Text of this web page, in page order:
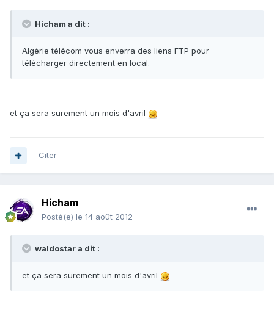
Hicham a dit :
Algérie télécom vous enverra des liens FTP pour
télécharger directement en local.
et ça sera surement un mois d'avril
Citer
Hicham
Posté(e) le 14 août 2012
waldostar a dit :
et ça sera surement un mois d'avril